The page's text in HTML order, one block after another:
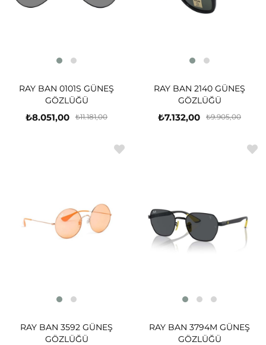
RAY BAN 0101S GÜNEŞ
GÖZLÜĞÜ
₺8.051,00 ₺11.181,00
RAY BAN 2140 GÜNEŞ
GÖZLÜĞÜ
₺7.132,00 ₺9.905,00
RAY BAN 3592 GÜNEŞ
GÖZLÜĞÜ
RAY BAN 3794M GÜNEŞ
GÖZLÜĞÜ